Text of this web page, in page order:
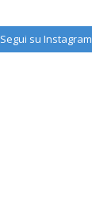
Segui su Instagram